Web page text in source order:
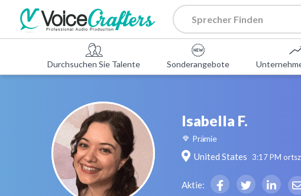
Durchsuchen Sie Talente Sonderangebote
Isabella F.
Prämie
United States 3:17 PM
Aktie: